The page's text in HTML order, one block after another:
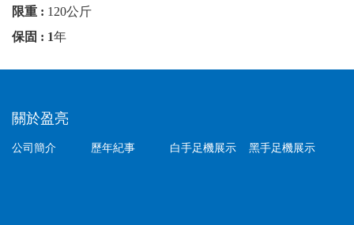
限重 : 120公斤
保固 : 1年
關於盈亮
公司簡介 歷年紀事 白手足機展示 黑手足機展示